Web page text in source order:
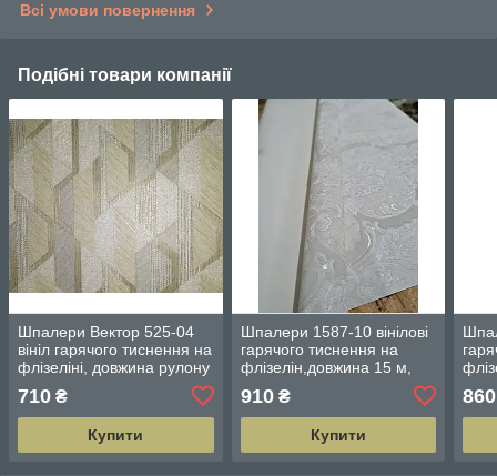
Всі умови повернення
Подібні товари компанії
Шпалери Вектор 525-04
вініл гарячого тиснення на
флізеліні, довжина рулону
710 ₴
Купити
Шпалери 1587-10 вінілові
гарячого тиснення на
флізелін,довжина 15 м,
ширина 1.06 м=5 смуг по
3 м кожна
910₴
Купити
3 м
860